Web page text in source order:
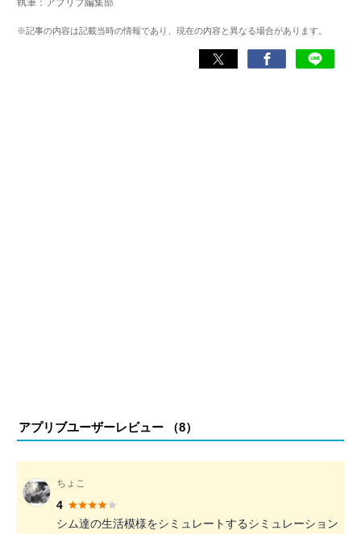
ゲームだけでも1,000本以上。ゲーム開発者を目指した経験
くして面白さを引き出し、人々に伝えるためゲームライタ
執筆：アプリブ編集部
※記事の内容は記載当時の情報であり、現在の内容と異なる場合があります。
アプリブユーザーレビュー （8）
ちょこ
4
シム達の生活模様をシミュレートするシミュレーション